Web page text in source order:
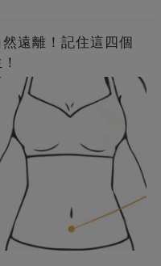
遠離！記住這四個